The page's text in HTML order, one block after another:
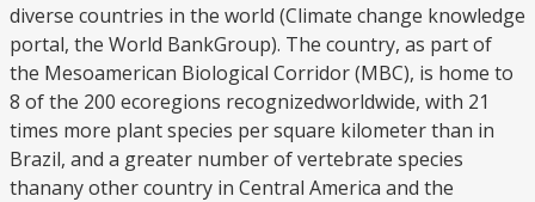
diverse countries in the world (Climate change knowledge
portal, the World BankGroup). The country, as part of
the Mesoamerican Biological Corridor (MBC), is home to
8 of the 200 ecoregions recognizedworldwide, with 21
times more plant species per square kilometer than in
Brazil, and a greater number of vertebrate species
thanany other country in Central America and the